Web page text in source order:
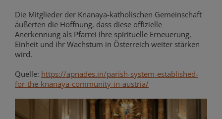
Die Mitglieder der Knanaya-katholischen Gemeinschaft
äußerten die Hoffnung, dass diese offizielle
Anerkennung als Pfarrei ihre spirituelle Erneuerung,
Einheit und ihr Wachstum in Österreich weiter stärken
wird.
Quelle: https://apnades.in/parish-system-established-
for-the-knanaya-community-in-austria/